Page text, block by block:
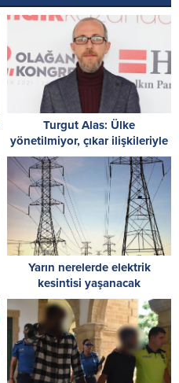
Turgut Alas: Ülke
yönetilmiyor, çıkar ilişkileriyle
tüketiliyor!
Yarın nerelerde elektrik
kesintisi yaşanacak